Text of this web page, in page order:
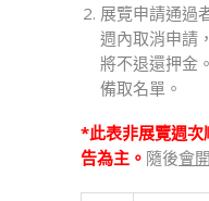
展覽申請通過
週內取消申請
將不退還押金
備取名單。
*此表非展覽週次
告為主。 隨後會